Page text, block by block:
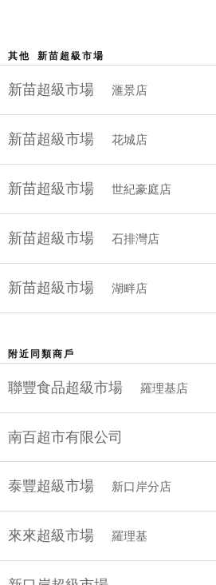
其他 新苗超級市場
新苗超級市場 滙景店
新苗超級市場 花城店
新苗超級市場 世紀豪庭店
新苗超級市場 石排灣店
新苗超級市場 湖畔店
附近同類商戶
聯豐食品超級市場 羅理基店
南百超市有限公司
泰豐超級市場 新口岸分店
來來超級市場 羅理基